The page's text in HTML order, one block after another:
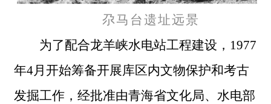
尕马台遗址远景
为了配合龙羊峡水电站工程建设， 1977
年4月开始筹备开展库区内文物保护和考古
发掘工作，经批准由青海省文化局、水电部